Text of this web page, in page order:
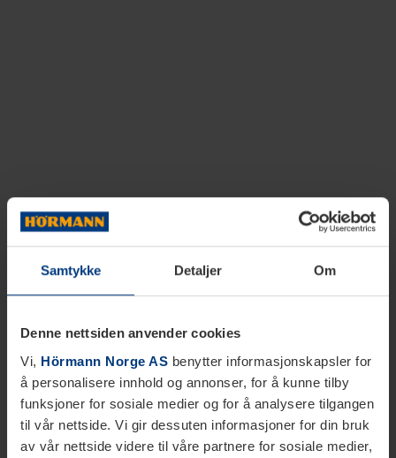
Samtykke Detaljer Om
Denne nettsiden anvender cookies
Vi, Hörmann Norge AS benytter informasjonskapsler for
å personalisere innhold og annonser, for å kunne tilby
funksjoner for sosiale medier og for å analysere tilgangen
til vår nettside. Vi gir dessuten informasjoner for din bruk
av vår nettside videre til våre partnere for sosiale medier,